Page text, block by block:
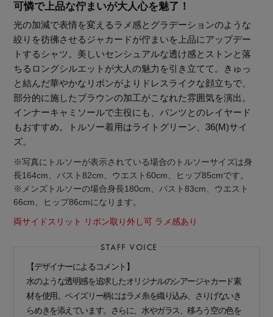
【エディターズ・エッセンシャル】
ベーシックとトレンドが交差する16の名品
可憐で上品な佇まいが大人心を魅了！
光の加減で表情を変えるラメ感とグラデーションのような
絞りを彷彿させるジャカードが佇まいを上品にアップデー
トするシャツ。美しいセンシュアルな透け感とストンと落
ちるロングシルエットが大人の魅力を引き立てて。きゅっ
と結んだ華やかなリボンがよりドレスライクな顔立ちで、
部分的に施したブラウンの加工がこなれた雰囲気を演出。
インナーキャミソールで主役にも、パンツとのレイヤード
もおすすめ。トルソー着用はライトグリーン、36(M)サイ
ズ。
※写真にトルソーが表示されている場合のトルソーサイズは身
長164cm、バスト82cm、ウエスト60cm、ヒップ85cmです。
※メンズトルソーの場合身長180cm、バスト83cm、ウエスト
66cm、ヒップ86cmになります。
両サイドスリット リボン取り外し可 ラメ感あり
【デザイナーによるコメント】
水のような透明感を追求したオリジナルのシアージャカード素
材を使用。ペイズリー柄にはラメ糸を織り込み、さりげないき
らめきを添えています。さらに、水やガラス、移ろう空の色を